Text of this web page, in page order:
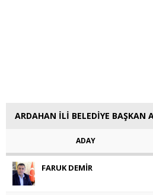
ARDAHAN İLİ BELEDİYE BAŞKAN
ADAY
FARUK DEMİR